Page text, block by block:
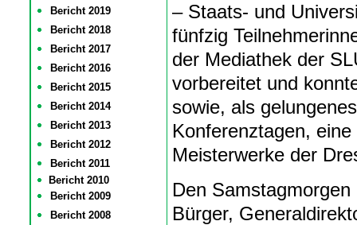
Bericht 2019
Bericht 2018
Bericht 2017
Bericht 2016
Bericht 2015
Bericht 2014
Bericht 2013
Bericht 2012
Bericht 2011
Bericht 2010
Bericht 2009
Bericht 2008
– Staats- und
fünfzig
der Mediathek der
vorbereitet und
sowie, als
Konferenztagen,
Meisterwerke der
Den
Bürger,